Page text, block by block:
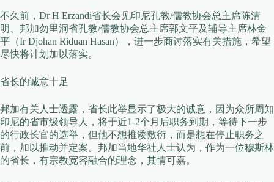
不久前，Dr H Erzandi省长会见印尼孔教/儒教协会总主席陈清
明、邦加勿里洞省孔教/儒教协会总主席郭文平及辅导主席林金
平（Ir Djohan Riduan Hasan），进一步商讨落实有关措施，希望
尽快将计划加以落实。
省长的诚意十足
邦加有关人士透露，省长此举显示了极大的诚意，因为众所周知
印尼的省市级领导人，将于近1-2个月后职务到期，等待下一步
的行政长官的选举，但他不想推诿敷衍，而是想在停止职务之
前，加以推动并定案。邦加当地华社人士认为，作为一位穆斯林
的省长，有宗教宽容融合的理念，其情可嘉。